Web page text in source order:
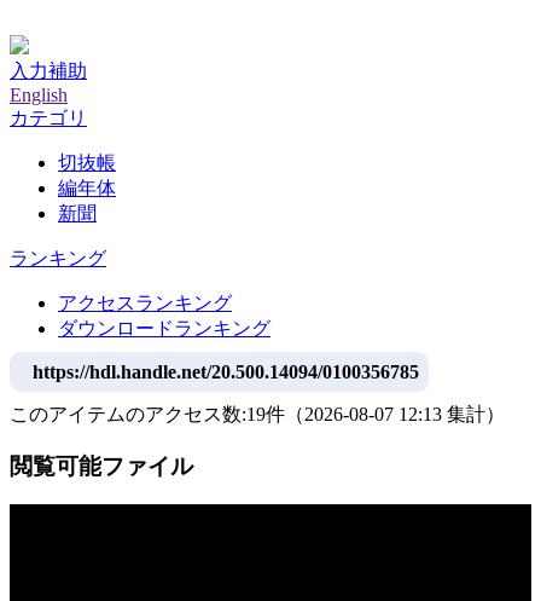
入力補助
English
カテゴリ
切抜帳
編年体
新聞
ランキング
アクセスランキング
ダウンロードランキング
https://hdl.handle.net/20.500.14094/0100356785
このアイテムのアクセス数:19件 （2026-08-07 12:13 集計）
閲覧可能ファイル